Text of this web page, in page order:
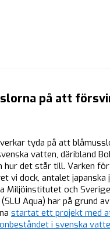
på att
tyda på att
vatten, däribland
hur det står till. Varken
vi dock, antalet
Miljöinstitutet och
Aqua) har på grund
startat ett projekt med
i svenska